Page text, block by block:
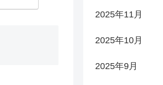
2025年11月
2025年10月
2025年9月